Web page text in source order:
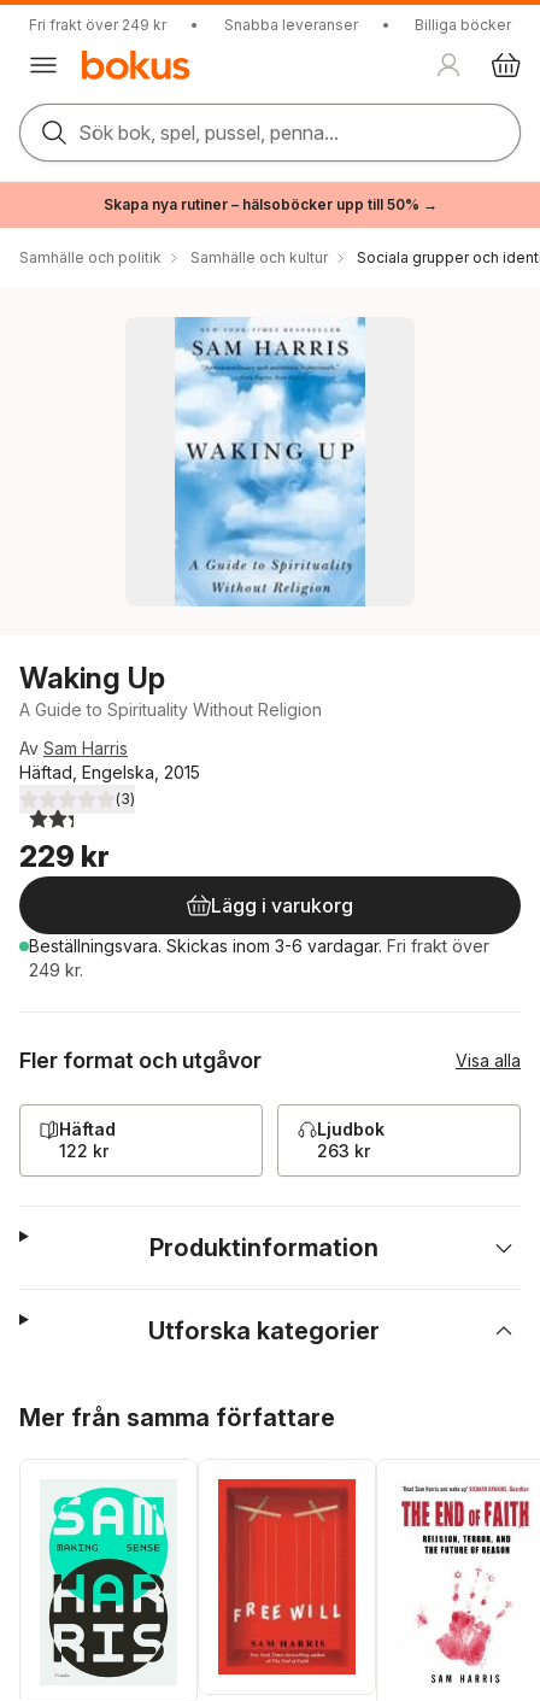
Fri frakt över 249 kr • Snabba leveranser • Billiga böcker
Sök bok, spel, pussel, penna...
Skapa nya rutiner – hälsoböcker upp till 50% →
Samhälle och politik Samhälle och kultur Sociala grupper och
Waking Up
A Guide to Spirituality Without Religion
Av Sam Harris
Häftad, Engelska, 2015
2,3utav 5 stjärnor. Totalt antal röster:
(3)
229 kr
Lägg i varukorg
Beställningsvara. Skickas inom 3-6 vardagar. Fri frakt över
249 kr.
Fler format och utgåvor Visa alla
Häftad
122 kr
Ljudbok
263 kr
Produktinformation
Utforska kategorier
Mer från samma författare